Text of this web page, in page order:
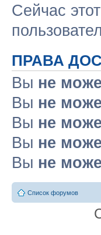
Сейчас
ПРАВА
Вы не
Вы не
Вы не
Вы не
Вы не
Список форумов